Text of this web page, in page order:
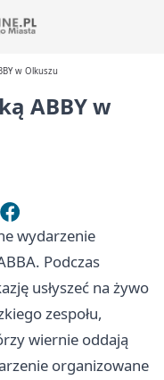
w Olkuszu
ABBY w
wydarzenie
Podczas
usłyszeć na żywo
zespołu,
wiernie oddają
organizowane